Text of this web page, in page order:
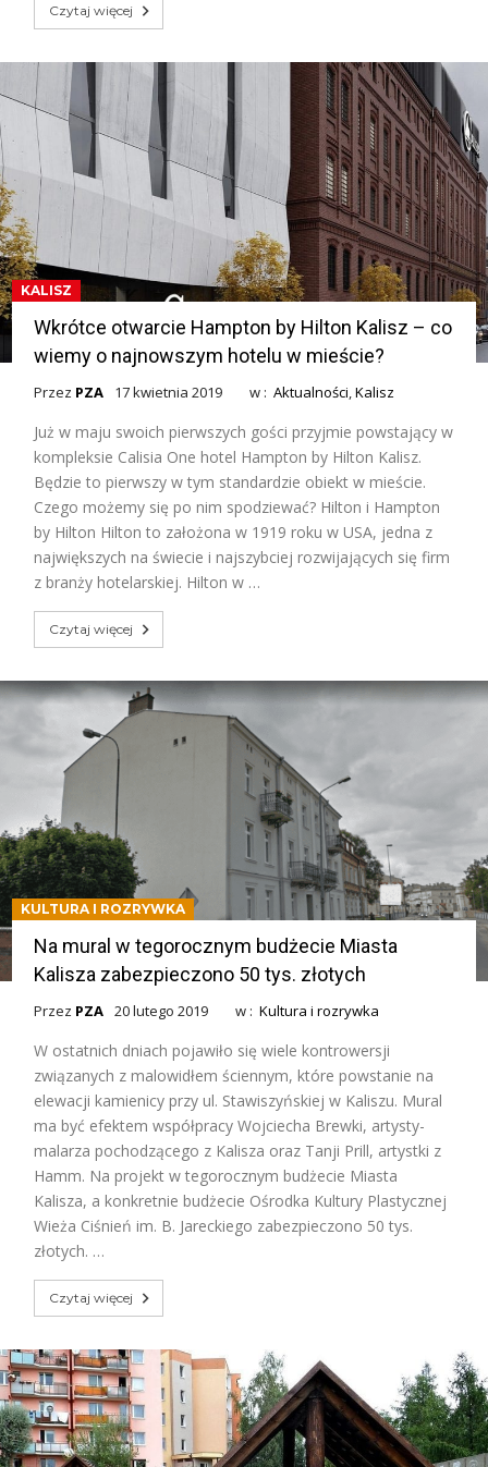
Czytaj więcej
KALISZ
Wkrótce otwarcie Hampton by Hilton Kalisz – co
wiemy o najnowszym hotelu w mieście?
Przez PZA 17 kwietnia 2019 w :Aktualności,Kalisz
Już w maju swoich pierwszych gości przyjmie powstający w
kompleksie Calisia One hotel Hampton by Hilton Kalisz.
Będzie to pierwszy w tym standardzie obiekt w mieście.
Czego możemy się po nim spodziewać? Hilton i Hampton
by Hilton Hilton to założona w 1919 roku w USA, jedna z
największych na świecie i najszybciej rozwijających się firm
z branży hotelarskiej. Hilton w …
Czytaj więcej
KULTURA I ROZRYWKA
Na mural w tegorocznym budżecie Miasta
Kalisza zabezpieczono 50 tys. złotych
Przez PZA 20 lutego 2019 w :Kultura i rozrywka
W ostatnich dniach pojawiło się wiele kontrowersji
związanych z malowidłem ściennym, które powstanie na
elewacji kamienicy przy ul. Stawiszyńskiej w Kaliszu. Mural
ma być efektem współpracy Wojciecha Brewki, artysty-
malarza pochodzącego z Kalisza oraz Tanji Prill, artystki z
Hamm. Na projekt w tegorocznym budżecie Miasta
Kalisza, a konkretnie budżecie Ośrodka Kultury Plastycznej
Wieża Ciśnień im. B. Jareckiego zabezpieczono 50 tys.
złotych. …
Czytaj więcej